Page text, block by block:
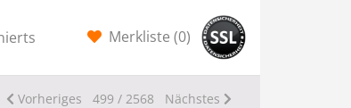
Merkliste (0)
Vorheriges 499 / 2568 Nächstes